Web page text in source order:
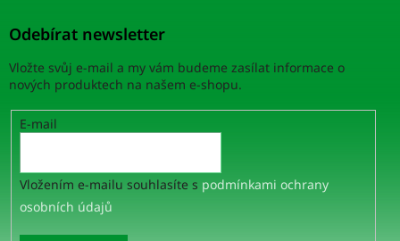
Odebírat newsletter
Vložte svůj e-mail a my vám budeme zasílat informace o
nových produktech na našem e-shopu.
E-mail
Vložením e-mailu souhlasíte s podmínkami ochrany
osobních údajů